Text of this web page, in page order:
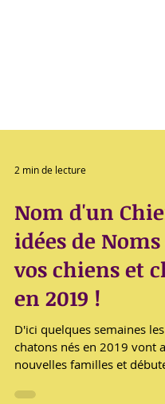
Nom d'un
idées de Noms
vos chiens et
en 2019 !
D'ici quelques semaines
chatons nés en 2019 vont
nouvelles familles et